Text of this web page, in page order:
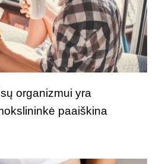
organizmui yra
paaiškina